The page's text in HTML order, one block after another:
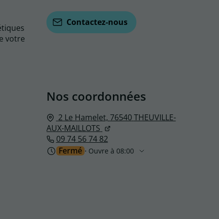
votre
Contactez-nous
Nos coordonnées
2 Le Hamelet, 76540 THEUVILLE-
AUX-MAILLOTS
09 74 56 74 82
Fermé ⋅ Ouvre à 08:00